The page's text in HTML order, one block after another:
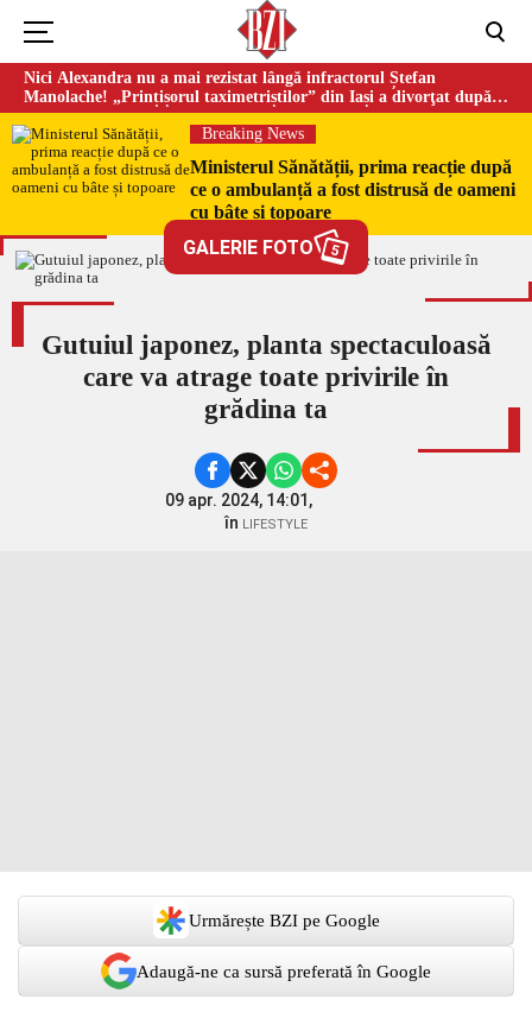
Nici Alexandra nu a mai rezistat lângă infractorul Ștefan
Manolache! „Prințișorul taximetriștilor” din Iași a divorţat după
doi ani de căsnicie
Breaking News
Ministerul Sănătății, prima reacție după
ce o ambulanță a fost distrusă de oameni
cu bâte și topoare
GALERIE FOTO 5
Gutuiul japonez, planta spectaculoasă
care va atrage toate privirile în
grădina ta
09 apr. 2024, 14:01,
în LIFESTYLE
Urmărește BZI pe Google
Adaugă-ne ca sursă preferată în Google